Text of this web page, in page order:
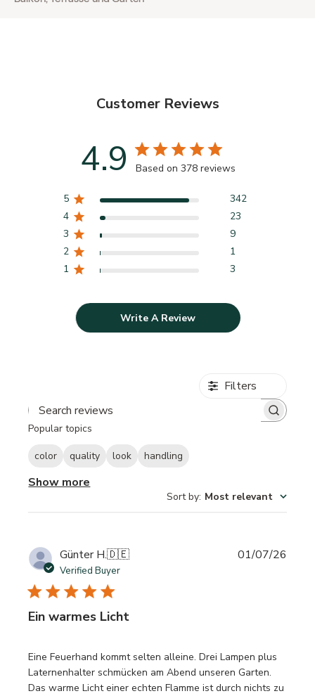
Customer Reviews
4.9 Based on 378 reviews
5
342
4
23
3
9
2
1
1
3
Write A Review
Filters
Popular topics
color quality look handling
Show more
Sort by: Most relevant
Günter H.🇩🇪
Verified Buyer
Ein warmes Licht
Eine Feuerhand kommt selten alleine. Drei Lampen plus
Laternenhalter schmücken am Abend unseren Garten.
Das warme Licht einer echten Flamme ist durch nichts zu
01/07/26